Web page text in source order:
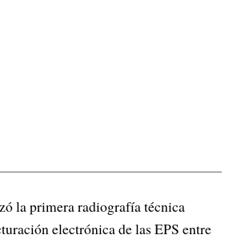
la primera radiografía técnica
electrónica de las EPS entre